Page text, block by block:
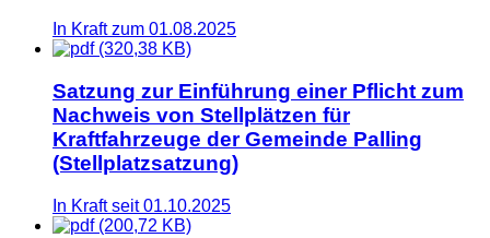
In Kraft zum 01.08.2025
(320,38 KB)
Satzung zur Einführung einer Pflicht zum
Nachweis von Stellplätzen für
Kraftfahrzeuge der Gemeinde Palling
(Stellplatzsatzung)
In Kraft seit 01.10.2025
(200,72 KB)